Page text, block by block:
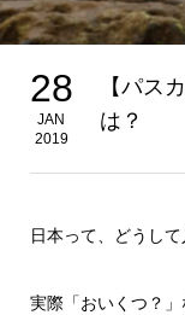
28
JAN
2019
【パス
は？
日本って、どうし
実際「おいくつ？